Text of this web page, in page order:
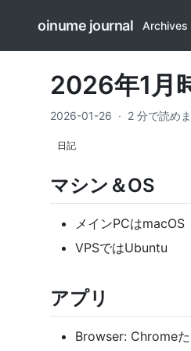
oinume journal Archives
2026年1月
2026-01-26 · 2 分で読め
日記
マシン＆OS
メインPCはmacOS
VPSではUbuntu
アプリ
Browser: Chrome